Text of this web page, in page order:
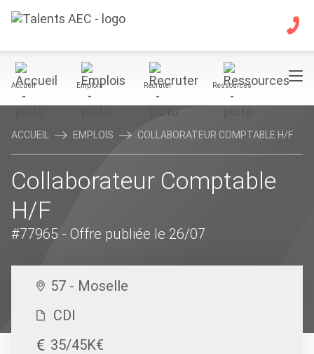
Accueil Emplois Recruter Ressources
ACCUEIL EMPLOIS COLLABORATEUR COMPTABLE H/F
Collaborateur Comptable
H/F
#77965 - Offre publiée le 26/07
57 - Moselle
CDI
35/45K€